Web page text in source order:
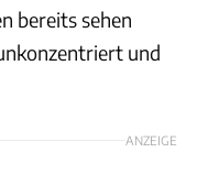
bereits sehen
und
ANZEIGE